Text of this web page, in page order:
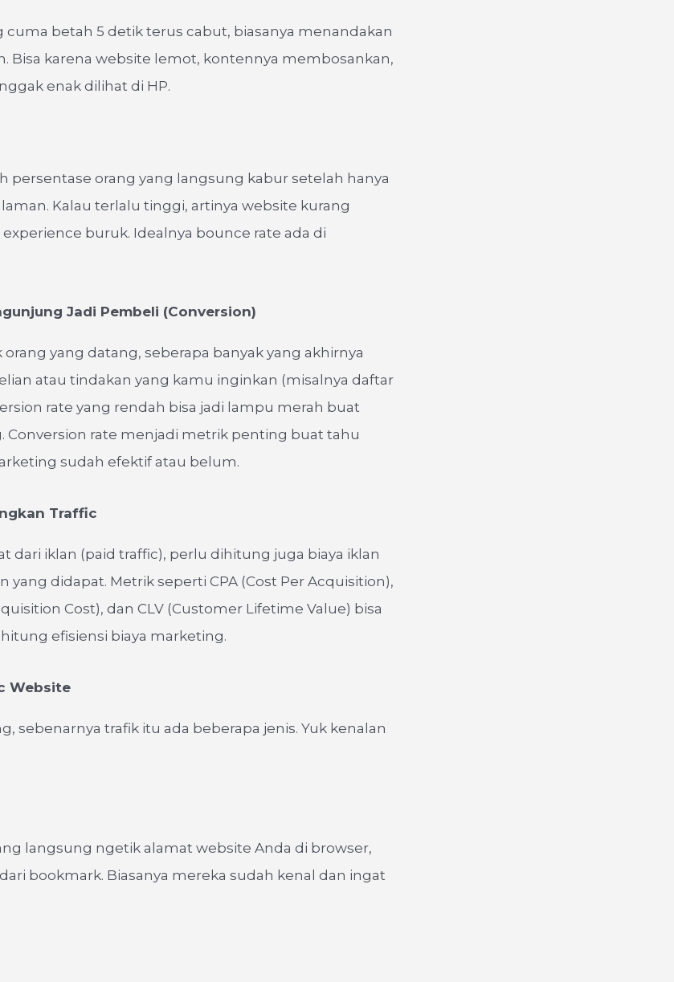
betah 5 detik terus cabut, biasanya menandakan
Bisa karena website lemot, kontennya membosankan,
enak dilihat di HP.
persentase orang yang langsung kabur setelah hanya
Kalau terlalu tinggi, artinya website kurang
buruk. Idealnya bounce rate ada di
Jadi Pembeli (Conversion)
orang yang datang, seberapa banyak yang akhirnya
atau tindakan yang kamu inginkan (misalnya daftar
rate yang rendah bisa jadi lampu merah buat
Conversion rate menjadi metrik penting buat tahu
sudah efektif atau belum.
Traffic
dari iklan (paid traffic), perlu dihitung juga biaya iklan
yang didapat. Metrik seperti CPA (Cost Per Acquisition),
Cost), dan CLV (Customer Lifetime Value) bisa
efisiensi biaya marketing.
Website
sebenarnya trafik itu ada beberapa jenis. Yuk kenalan
langsung ngetik alamat website Anda di browser,
bookmark. Biasanya mereka sudah kenal dan ingat